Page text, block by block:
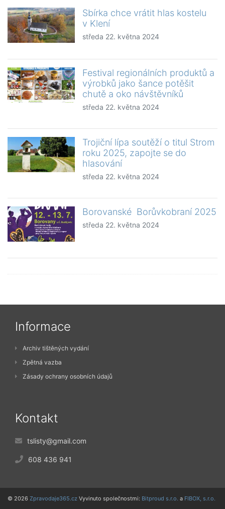
Sbírka chce vrátit hlas kostelu
v Klení
středa 22. května 2024
Festival regionálních produktů a
výrobků jako šance potěšit
chutě a oko návštěvníků
středa 22. května 2024
Trojiční lípa soutěží o titul Strom
roku 2025, zapojte se do
hlasování
středa 22. května 2024
Borovanské Borůvkobraní 2025
středa 22. května 2024
Informace
Archiv tištěných vydání
Zpětná vazba
Zásady ochrany osobních údajů
Kontakt
tslisty@gmail.com
608 436 941
© 2026 Zpravodaje365.cz Vyvinuto společnostmi: Bitproud s.r.o. a FIBOX, s.r.o.